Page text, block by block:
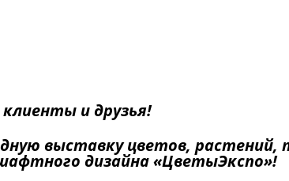
и друзья!
выставку цветов, растений,
дизайна «ЦветыЭкспо»!